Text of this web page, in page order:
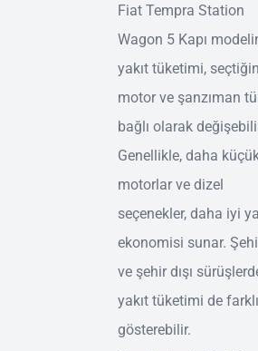
Fiat Tempra Station
Wagon 5 Kapı
yakıt tüketimi,
motor ve şanzıman
bağlı olarak
Genellikle, daha
motorlar ve dizel
seçenekler, daha iyi
ekonomisi sunar.
ve şehir dışı
yakıt tüketimi de
gösterebilir.